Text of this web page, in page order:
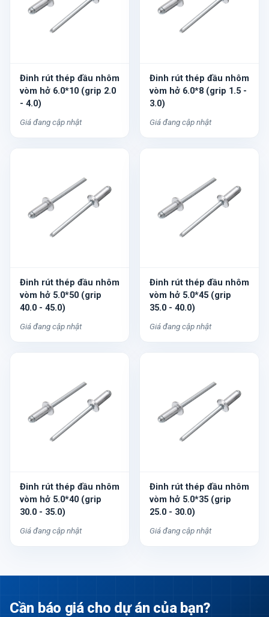
Đinh rút thép đầu nhôm
vòm hở 6.0*10 (grip 2.0
- 4.0)
Giá đang cập nhật
Đinh rút thép đầu nhôm
vòm hở 6.0*8 (grip 1.5 -
3.0)
Giá đang cập nhật
Đinh rút thép đầu nhôm
vòm hở 5.0*50 (grip
40.0 - 45.0)
Giá đang cập nhật
Đinh rút thép đầu nhôm
vòm hở 5.0*45 (grip
35.0 - 40.0)
Giá đang cập nhật
Đinh rút thép đầu nhôm
vòm hở 5.0*40 (grip
30.0 - 35.0)
Giá đang cập nhật
Đinh rút thép đầu nhôm
vòm hở 5.0*35 (grip
25.0 - 30.0)
Giá đang cập nhật
Cần báo giá cho dự án của bạn?